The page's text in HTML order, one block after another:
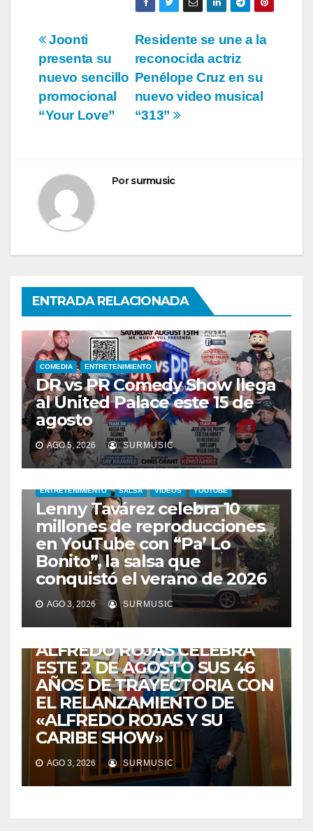
Navegación
de
entradas
Residente se une a la
reconocida actriz
Penélope Cruz en su
nuevo video musical
“313”
Joonti
presenta su
nuevo sencillo
promocional
“Your Love”
Porsurmusic
ENTRADA RELACIONADA
COMEDIA ENTRETENIMIENTO
DR vs PR Comedy Show llega
al United Palace este 15 de
agosto
AGO 5, 2026 SURMUSIC
ENTRETENIMIENTO SALSA VIDEOS YOUTUBE
Lenny Tavárez celebra 10
millones de reproducciones
en YouTube con “Pa’ Lo
Bonito”, la salsa que
conquistó el verano de 2026
AGO 3, 2026 SURMUSIC
CABIMAS ENTRETENIMIENTO TALENTO ZULIANO
VENEZUELA
DE VUELTA A CASA:
ALFREDO ROJAS CELEBRA
ESTE 2 DE AGOSTO SUS 46
AÑOS DE TRAYECTORIA CON
EL RELANZAMIENTO DE
«ALFREDO ROJAS Y SU
CARIBE SHOW»
AGO 3, 2026 SURMUSIC